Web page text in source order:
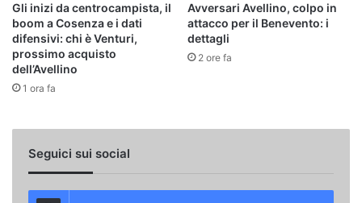
Gli inizi da centrocampista, il
boom a Cosenza e i dati
difensivi: chi è Venturi,
prossimo acquisto
dell’Avellino
1 ora fa
Avversari Avellino, colpo in
attacco per il Benevento: i
dettagli
2 ore fa
Seguici sui social